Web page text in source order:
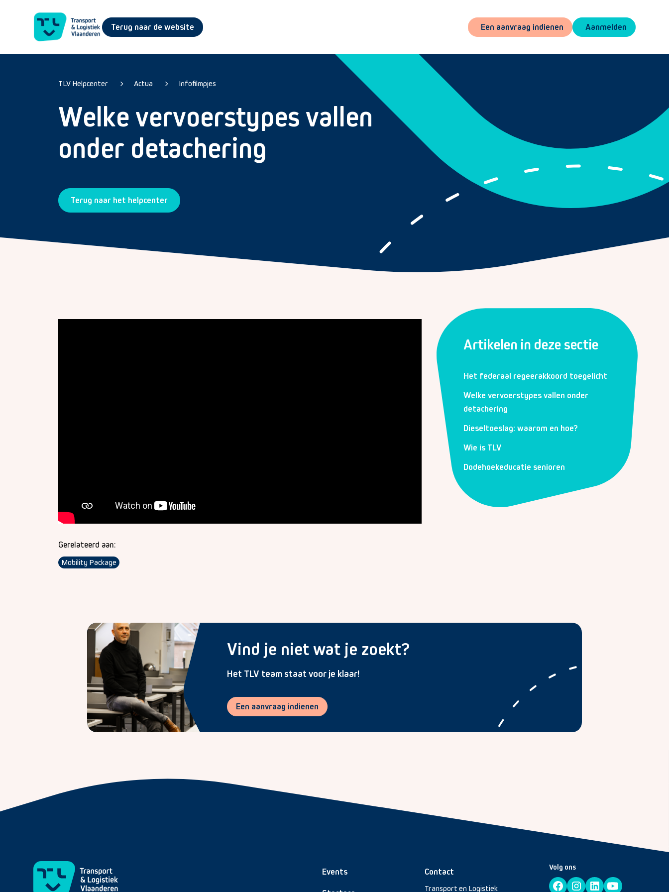
Terug naar de website Een aanvraag indienen Aanmelden
TLV Helpcenter Actua Infofilmpjes
Welke vervoerstypes vallen
onder detachering
Terug naar het helpcenter
Gerelateerd aan:
Mobility Package
Artikelen in deze sectie
Het federaal regeerakkoord toegelicht
Welke vervoerstypes vallen onder
detachering
Dieseltoeslag: waarom en hoe?
Wie is TLV
Dodehoekeducatie senioren
Vind je niet wat je zoekt?
Het TLV team staat voor je klaar!
Een aanvraag indienen
Events
Contact
Transport en Logistiek
Volg ons